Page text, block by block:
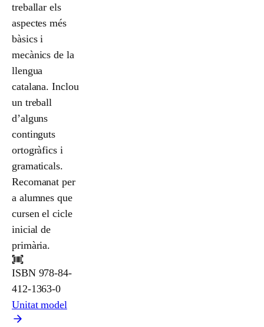
treballar els
aspectes més
bàsics i
mecànics de la
llengua
catalana. Inclou
un treball
d’alguns
continguts
ortogràfics i
gramaticals.
Recomanat per
a alumnes que
cursen el cicle
inicial de
primària.
ISBN 978-84-
412-1363-0
Unitat model